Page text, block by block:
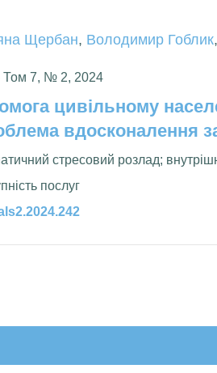
Щербан, Володимир Гоблик,
- Том 7, № 2, 2024
цивільному
вдосконалення
стресовий розлад;
послуг